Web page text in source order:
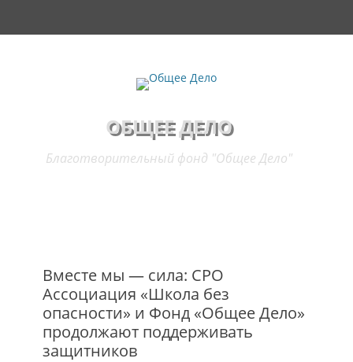
ОБЩЕЕ ДЕЛО
Благотворительный фонд "Общее Дело"
Вместе мы — сила: СРО
Ассоциация «Школа без
опасности» и Фонд «Общее Дело»
продолжают поддерживать
защитников